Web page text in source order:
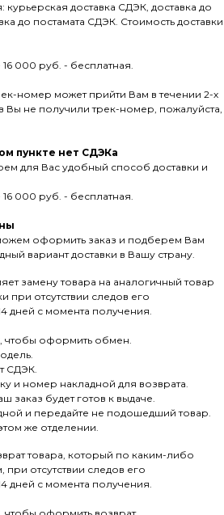
доставка СДЭК, доставка до
до постамата СДЭК. Стоимость доставки
000 руб. - бесплатная.
номер может прийти Вам в течении 2-х
Вы не получили трек-номер, пожалуйста,
пункте нет СДЭКа
для Вас удобный способ доставки и
000 руб. - бесплатная.
оформить заказ и подберем Вам
вариант доставки в Вашу страну.
замену товара на аналогичный товар
при отсутствии следов его
дней с момента получения.
чтобы оформить обмен.
СДЭК.
и номер накладной для возврата.
заказ будет готов к выдаче.
и передайте не подошедший товар.
же отделении.
товара, который по каким-либо
отсутствии следов его
дней с момента получения.